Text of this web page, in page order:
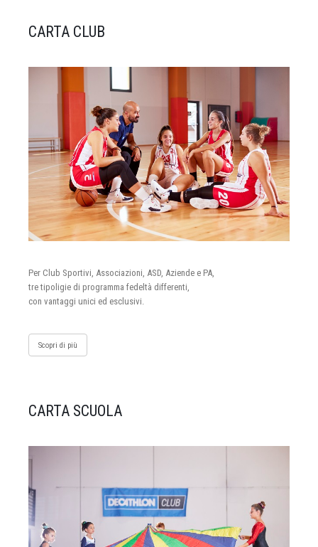
CARTA CLUB
Per Club Sportivi, Associazioni, ASD, Aziende e PA,
tre tipoligie di programma fedeltà differenti,
con vantaggi unici ed esclusivi.
Scopri di più
CARTA SCUOLA